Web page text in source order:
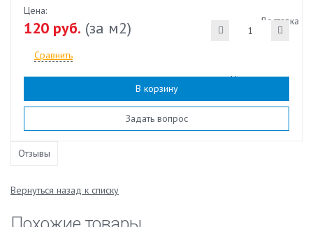
Наличие:есть
Доставка
Цена:
120 руб. (за м2)
Сравнить
В корзину
Задать вопрос
Отзывы
Вернуться назад к списку